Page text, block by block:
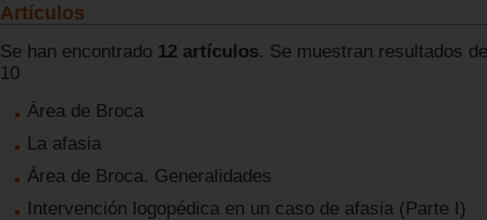
Artículos
Se han encontrado 12 artículos. Se muestran resultados
10
Área de Broca
La afasia
Área de Broca. Generalidades
Intervención logopédica en un caso de afasia (Parte I)